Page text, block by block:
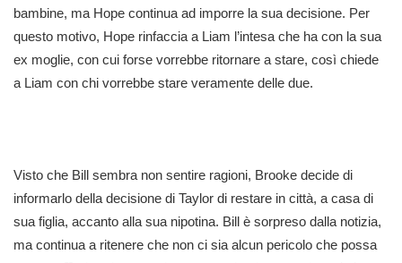
bambine, ma Hope continua ad imporre la sua decisione. Per
questo motivo, Hope rinfaccia a Liam l’intesa che ha con la sua
ex moglie, con cui forse vorrebbe ritornare a stare, così chiede
a Liam con chi vorrebbe stare veramente delle due.
Visto che Bill sembra non sentire ragioni, Brooke decide di
informarlo della decisione di Taylor di restare in città, a casa di
sua figlia, accanto alla sua nipotina. Bill è sorpreso dalla notizia,
ma continua a ritenere che non ci sia alcun pericolo che possa